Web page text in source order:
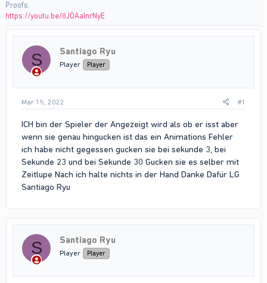
Proofs
https://youtu.be/8JOAaInrNyE
S Santiago Ryu
Player Player
Mar 15, 2022 #1
ICH bin der Spieler der Angezeigt wird als ob er isst aber
wenn sie genau hingucken ist das ein Animations Fehler
ich habe nicht gegessen gucken sie bei sekunde 3, bei
Sekunde 23 und bei Sekunde 30 Gucken sie es selber mit
Zeitlupe Nach ich halte nichts in der Hand Danke Dafür LG
Santiago Ryu
S Santiago Ryu
Player Player